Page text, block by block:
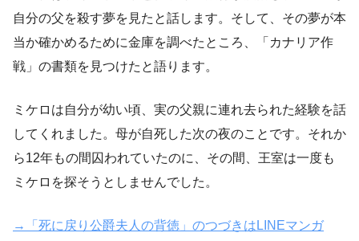
自分の父を殺す夢を見たと話します。そして、その夢が本
当か確かめるために金庫を調べたところ、「カナリア作
戦」の書類を見つけたと語ります。
ミケロは自分が幼い頃、実の父親に連れ去られた経験を話
してくれました。母が自死した次の夜のことです。それか
ら12年もの間囚われていたのに、その間、王室は一度も
ミケロを探そうとしませんでした。
→「死に戻り公爵夫人の背徳」のつづきはLINEマンガ